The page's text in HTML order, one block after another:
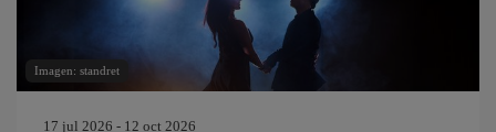
Imagen: standret
17 jul 2026 - 12 oct 2026